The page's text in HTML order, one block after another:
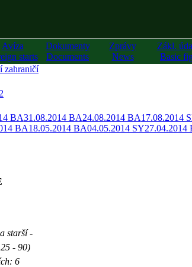
Avíza
starts
Dokumenty
Documents
Zprávy
News
Zákl.
Basic
zahraničí
BA31.08.2014 BA24.08.2014 BA17.08.2014
BA18.05.2014 BA04.05.2014 SY27.04.2014
starší -
- 90)
6